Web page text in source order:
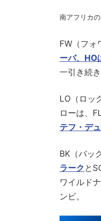
南アフリカ
FW（フォ
ーバ、HO
一引き続き
LO（ロッ
ローは、
テフ・デ
BK（バッ
ラーク と
ワイルド
ンビ。